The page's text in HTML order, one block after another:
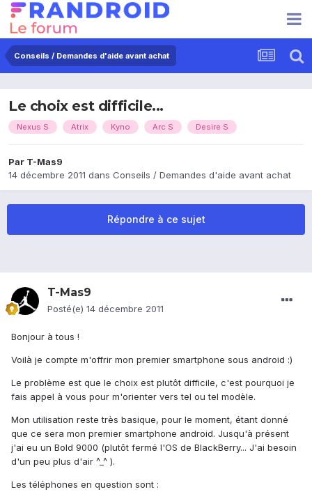
Conseils / Demandes d'aide avant achat
Le choix est difficile...
Nexus S Atrix Kyno Arc S Desire S
Par T-Mas9
14 décembre 2011 dans Conseils / Demandes d'aide avant achat
Répondre à ce sujet
T-Mas9
Posté(e) 14 décembre 2011
Bonjour à tous !
Voilà je compte m'offrir mon premier smartphone sous android :)
Le problème est que le choix est plutôt difficile, c'est pourquoi je
fais appel à vous pour m'orienter vers tel ou tel modèle.
Mon utilisation reste très basique, pour le moment, étant donné
que ce sera mon premier smartphone android. Jusqu'à présent
j'ai eu un Bold 9000 (plutôt fermé l'OS de BlackBerry... J'ai besoin
d'un peu plus d'air ^_^ ).
Les téléphones en question sont :